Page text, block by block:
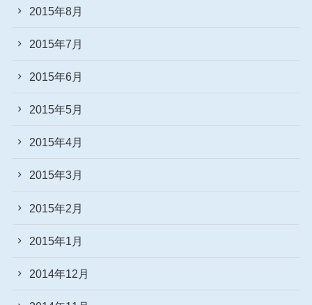
2015年8月
2015年7月
2015年6月
2015年5月
2015年4月
2015年3月
2015年2月
2015年1月
2014年12月